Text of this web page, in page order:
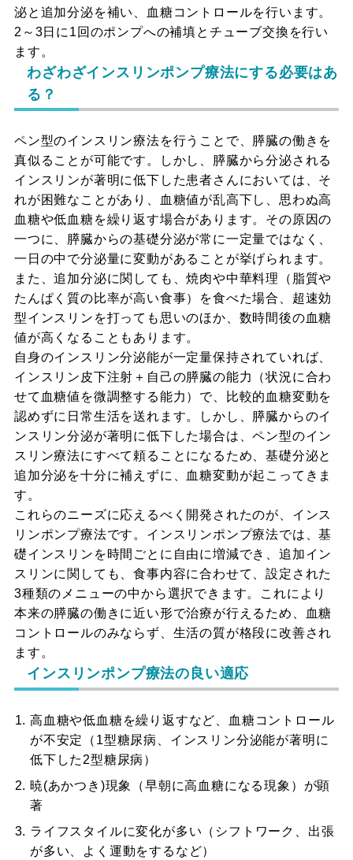
泌と追加分泌を補い、血糖コントロールを行います。
2～3日に1回のポンプへの補填とチューブ交換を行い
ます。
わざわざインスリンポンプ療法にする必要はあ
る？
ペン型のインスリン療法を行うことで、膵臓の働きを
真似ることが可能です。しかし、膵臓から分泌される
インスリンが著明に低下した患者さんにおいては、そ
れが困難なことがあり、血糖値が乱高下し、思わぬ高
血糖や低血糖を繰り返す場合があります。その原因の
一つに、膵臓からの基礎分泌が常に一定量ではなく、
一日の中で分泌量に変動があることが挙げられます。
また、追加分泌に関しても、焼肉や中華料理（脂質や
たんぱく質の比率が高い食事）を食べた場合、超速効
型インスリンを打っても思いのほか、数時間後の血糖
値が高くなることもあります。
自身のインスリン分泌能が一定量保持されていれば、
インスリン皮下注射＋自己の膵臓の能力（状況に合わ
せて血糖値を微調整する能力）で、比較的血糖変動を
認めずに日常生活を送れます。しかし、膵臓からのイ
ンスリン分泌が著明に低下した場合は、ペン型のイン
スリン療法にすべて頼ることになるため、基礎分泌と
追加分泌を十分に補えずに、血糖変動が起こってきま
す。
これらのニーズに応えるべく開発されたのが、インス
リンポンプ療法です。インスリンポンプ療法では、基
礎インスリンを時間ごとに自由に増減でき、追加イン
スリンに関しても、食事内容に合わせて、設定された
3種類のメニューの中から選択できます。これにより
本来の膵臓の働きに近い形で治療が行えるため、血糖
コントロールのみならず、生活の質が格段に改善され
ます。
インスリンポンプ療法の良い適応
高血糖や低血糖を繰り返すなど、血糖コントロール
が不安定（1型糖尿病、インスリン分泌能が著明に
低下した2型糖尿病）
暁(あかつき)現象（早朝に高血糖になる現象）が顕
著
ライフスタイルに変化が多い（シフトワーク、出張
が多い、よく運動をするなど）